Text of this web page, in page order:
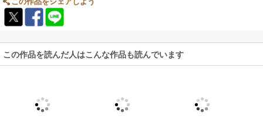
この作品を読んだ人はこんな作品も読んでいます